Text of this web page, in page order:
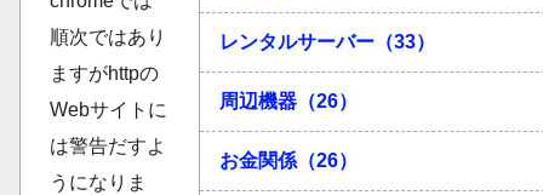
順次ではあり
ますがhttpの
Webサイトに
は警告だすよ
うになりま
レンタルサーバー（33）
周辺機器（26）
お金関係（26）